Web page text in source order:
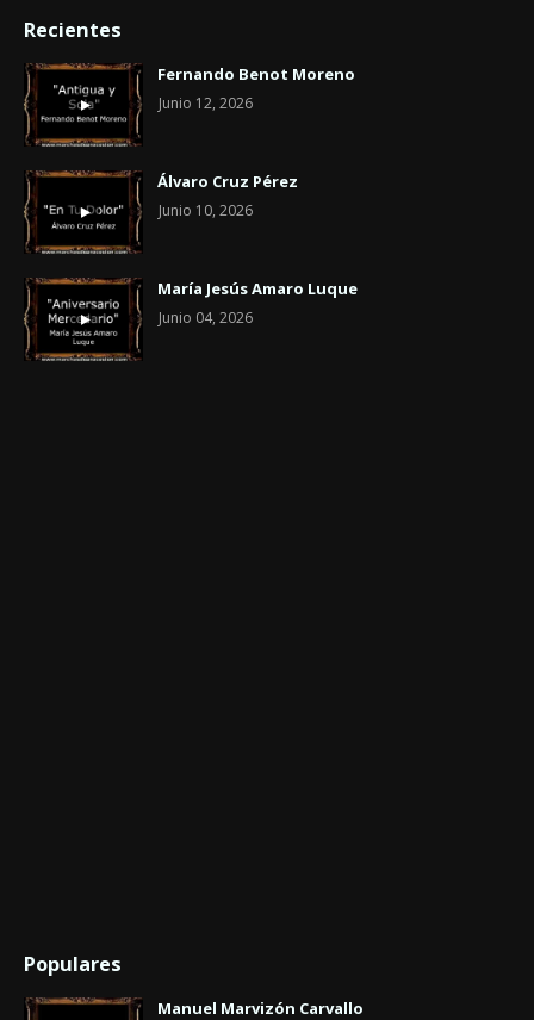
Recientes
Fernando Benot Moreno
Junio 12, 2026
Álvaro Cruz Pérez
Junio 10, 2026
María Jesús Amaro Luque
Junio 04, 2026
Populares
Manuel Marvizón Carvallo